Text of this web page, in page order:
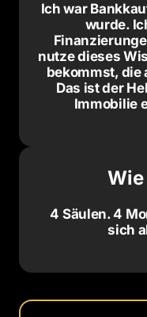
Ich war
wurde.
nutze dieses
bekommst, die
Das ist der
Immobilie
4 Säulen. 4
sich